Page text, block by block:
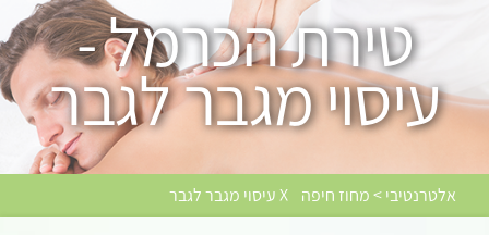
טירת הכרמל -
עיסוי מגבר לגבר
אלטרנטיבי > מחוז חיפה X עיסוי מגבר לגבר